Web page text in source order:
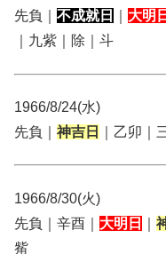
先負｜ 不成就日 大明日
｜九紫｜除｜斗
1966/8/24(水)
先負｜ 神吉日 ｜乙卯｜
1966/8/30(火)
先負｜辛酉｜ 大明日
觜